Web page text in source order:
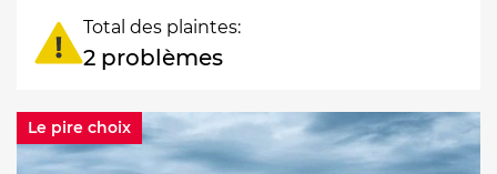
Total des plaintes:
2 problèmes
Le pire choix